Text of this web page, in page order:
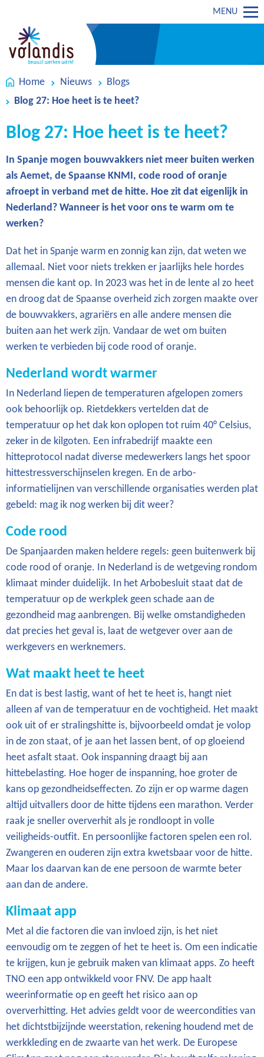
MENU
Home Nieuws
Blogs
Blog 27: Hoe heet is te heet?
Blog 27: Hoe heet is te heet?
In Spanje mogen bouwvakkers niet meer buiten werken
als Aemet, de Spaanse KNMI, code rood of oranje
afroept in verband met de hitte. Hoe zit dat eigenlijk in
Nederland? Wanneer is het voor ons te warm om te
werken?
Dat het in Spanje warm en zonnig kan zijn, dat weten we
allemaal. Niet voor niets trekken er jaarlijks hele hordes
mensen die kant op. In 2023 was het in de lente al zo heet
en droog dat de Spaanse overheid zich zorgen maakte over
de bouwvakkers, agrariërs en alle andere mensen die
buiten aan het werk zijn. Vandaar de wet om buiten
werken te verbieden bij code rood of oranje.
Nederland wordt warmer
In Nederland liepen de temperaturen afgelopen zomers
ook behoorlijk op. Rietdekkers vertelden dat de
temperatuur op het dak kon oplopen tot ruim 40° Celsius,
zeker in de kilgoten. Een infrabedrijf maakte een
hitteprotocol nadat diverse medewerkers langs het spoor
hittestressverschijnselen kregen. En de arbo-
informatielijnen van verschillende organisaties werden plat
gebeld: mag ik nog werken bij dit weer?
Code rood
De Spanjaarden maken heldere regels: geen buitenwerk bij
code rood of oranje. In Nederland is de wetgeving rondom
klimaat minder duidelijk. In het Arbobesluit staat dat de
temperatuur op de werkplek geen schade aan de
gezondheid mag aanbrengen. Bij welke omstandigheden
dat precies het geval is, laat de wetgever over aan de
werkgevers en werknemers.
Wat maakt heet te heet
En dat is best lastig, want of het te heet is, hangt niet
alleen af van de temperatuur en de vochtigheid. Het maakt
ook uit of er stralingshitte is, bijvoorbeeld omdat je volop
in de zon staat, of je aan het lassen bent, of op gloeiend
heet asfalt staat. Ook inspanning draagt bij aan
hittebelasting. Hoe hoger de inspanning, hoe groter de
kans op gezondheidseffecten. Zo zijn er op warme dagen
altijd uitvallers door de hitte tijdens een marathon. Verder
raak je sneller oververhit als je rondloopt in volle
veiligheids-outfit. En persoonlijke factoren spelen een rol.
Zwangeren en ouderen zijn extra kwetsbaar voor de hitte.
Maar los daarvan kan de ene persoon de warmte beter
aan dan de andere.
Klimaat app
Met al die factoren die van invloed zijn, is het niet
eenvoudig om te zeggen of het te heet is. Om een indicatie
te krijgen, kun je gebruik maken van klimaat apps. Zo heeft
TNO een app ontwikkeld voor FNV. De app haalt
weerinformatie op en geeft het risico aan op
oververhitting. Het advies geldt voor de weercondities van
het dichtstbijzijnde weerstation, rekening houdend met de
werkkleding en de zwaarte van het werk. De Europese